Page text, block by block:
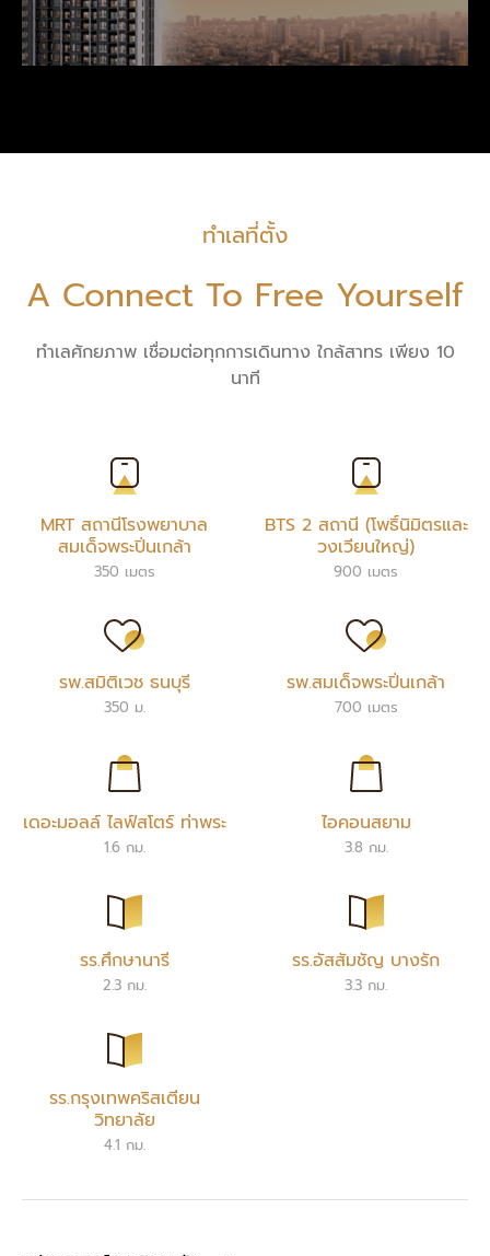
ทำเลที่ตั้ง
A Connect To Free Yourself
ทำเลศักยภาพ เชื่อมต่อทุกการเดินทาง ใกล้สาทร เพียง 10
นาที
MRT สถานีโรงพยาบาล
สมเด็จพระปิ่นเกล้า
350 เมตร
BTS 2 สถานี (โพธิ์นิมิตรและ
วงเวียนใหญ่)
900 เมตร
รพ.สมิติเวช ธนบุรี
350 ม.
รพ.สมเด็จพระปิ่นเกล้า
700 เมตร
เดอะมอลล์ ไลฟ์สโตร์ ท่าพระ
1.6 กม.
ไอคอนสยาม
3.8 กม.
รร.ศึกษานารี
2.3 กม.
รร.อัสสัมชัญ บางรัก
3.3 กม.
รร.กรุงเทพคริสเตียน
วิทยาลัย
4.1 กม.